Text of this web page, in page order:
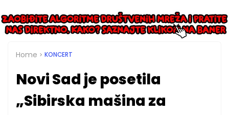
Home KONCERT
Novi Sad je posetila
„Sibirska mašina za